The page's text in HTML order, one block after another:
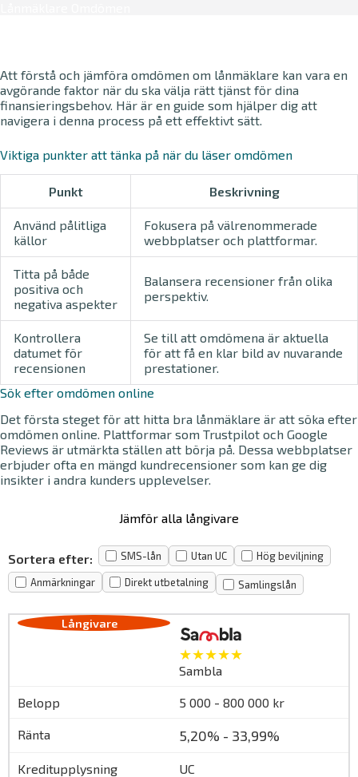
Att förstå och jämföra omdömen om lånmäklare kan vara en
avgörande faktor när du ska välja rätt tjänst för dina
finansieringsbehov. Här är en guide som hjälper dig att
navigera i denna process på ett effektivt sätt.
Viktiga punkter att tänka på när du läser omdömen
Punkt Beskrivning
Använd pålitliga
källor
Fokusera på välrenommerade
webbplatser och plattformar.
Titta på både
positiva och
negativa aspekter
Balansera recensioner från olika
perspektiv.
Kontrollera
datumet för
recensionen
Se till att omdömena är aktuella
för att få en klar bild av nuvarande
prestationer.
Sök efter omdömen online
Det första steget för att hitta bra lånmäklare är att söka efter
omdömen online. Plattformar som Trustpilot och Google
Reviews är utmärkta ställen att börja på. Dessa webbplatser
erbjuder ofta en mängd kundrecensioner som kan ge dig
insikter i andra kunders upplevelser.
Jämför alla långivare
Sortera efter: SMS-lån Utan UC Hög beviljning
Anmärkningar Direkt utbetalning Samlingslån
★★★★★
Sambla
5 000 - 800 000 kr
5,20% - 33,99%
UC